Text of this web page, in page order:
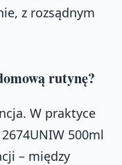
z rozsądnym
rutynę?
W praktyce
500ml
– między